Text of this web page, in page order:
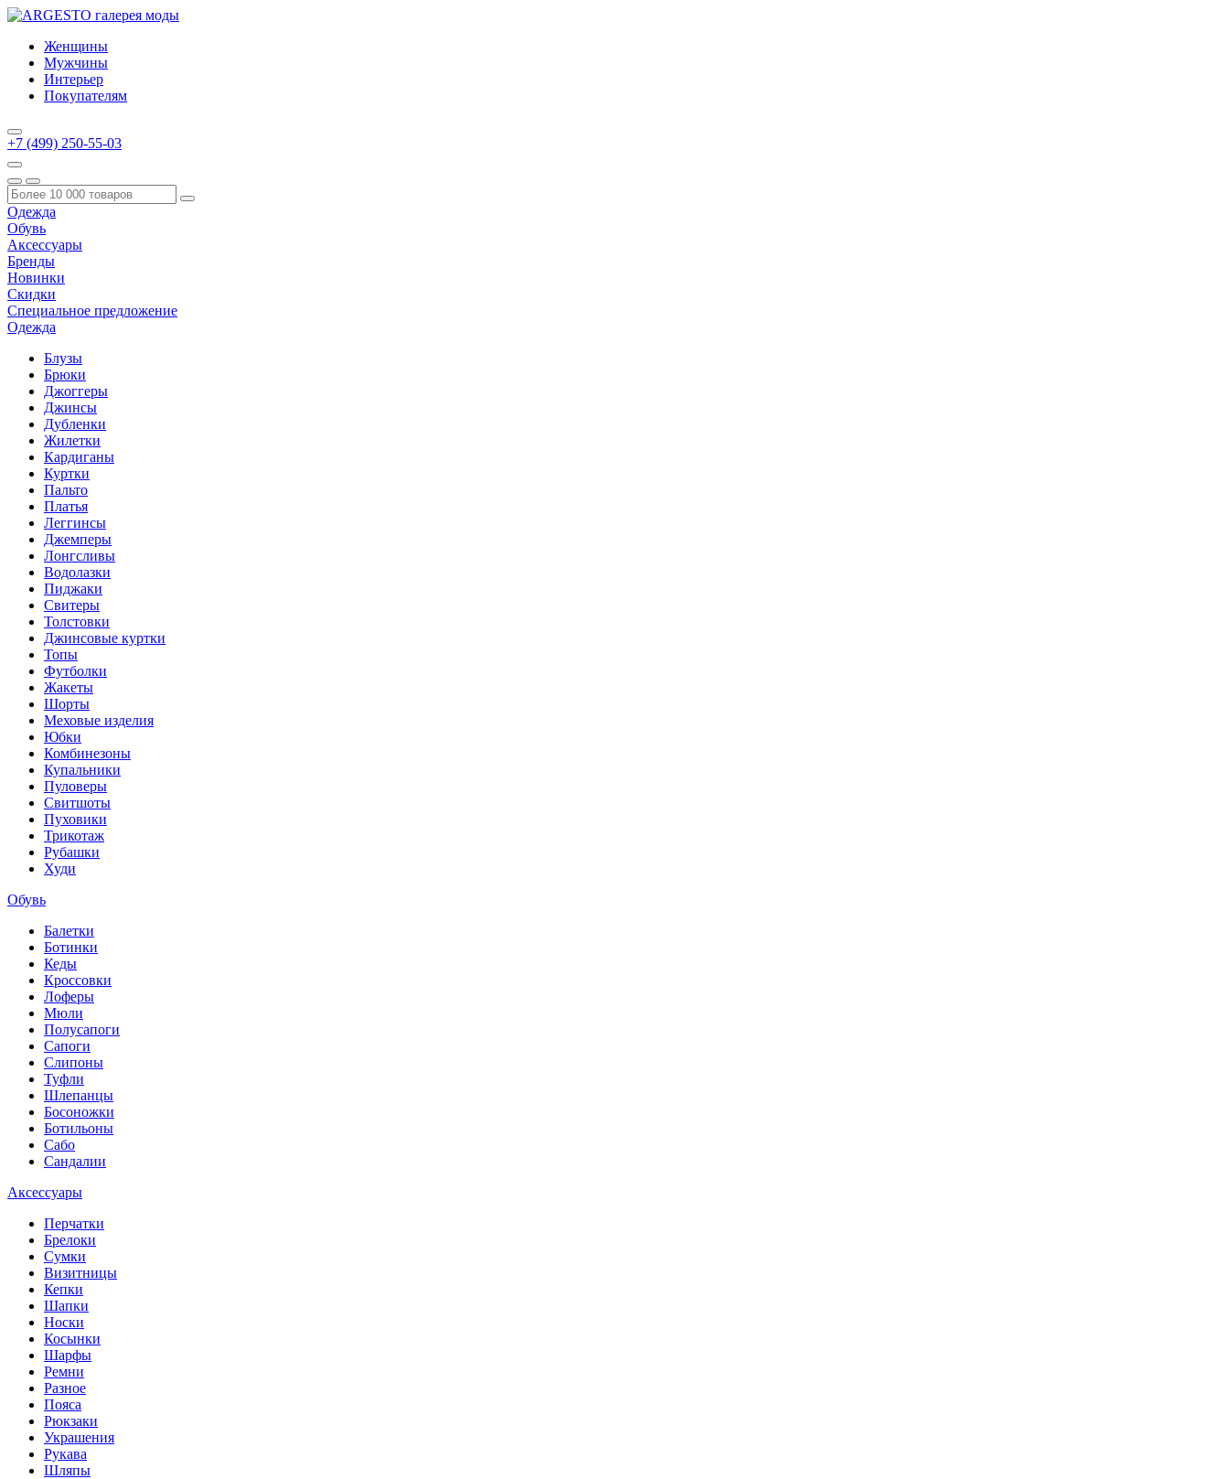
Женщины
Мужчины
Интерьер
Покупателям
+7 (499) 250-55-03
Одежда
Обувь
Аксессуары
Бренды
Новинки
Скидки
Специальное предложение
Одежда
Блузы
Брюки
Джоггеры
Джинсы
Дубленки
Жилетки
Кардиганы
Куртки
Пальто
Платья
Леггинсы
Джемперы
Лонгсливы
Водолазки
Пиджаки
Свитеры
Толстовки
Джинсовые куртки
Топы
Футболки
Жакеты
Шорты
Меховые изделия
Юбки
Комбинезоны
Купальники
Пуловеры
Свитшоты
Пуховики
Трикотаж
Рубашки
Худи
Обувь
Балетки
Ботинки
Кеды
Кроссовки
Лоферы
Мюли
Полусапоги
Сапоги
Слипоны
Туфли
Шлепанцы
Босоножки
Ботильоны
Сабо
Сандалии
Аксессуары
Перчатки
Брелоки
Сумки
Визитницы
Кепки
Шапки
Носки
Косынки
Шарфы
Ремни
Разное
Пояса
Рюкзаки
Украшения
Рукава
Шляпы